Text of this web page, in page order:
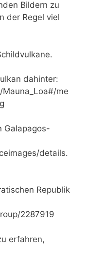
Bildern zu
der Regel viel
dahinter:
Galapagos-
Republik
erfahren,